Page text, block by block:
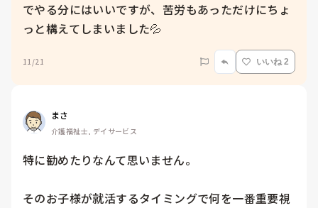
でやる分にはいいですが、苦労もあっただけにちょ
っと構えてしまいました💦
11/21 いいね 2
まさ
介護福祉士, デイサービス
特に勧めたりなんて思いません。
そのお子様が就活するタイミングで何を一番重要視